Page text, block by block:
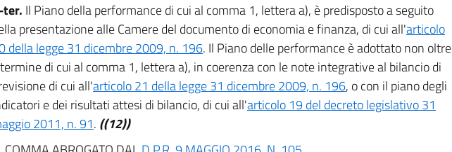
ter. Il Piano della performance di cui al comma 1, lettera a), è predisposto a seguito
presentazione alle Camere del documento di economia e finanza, di cui all'articolo
della legge 31 dicembre 2009, n. 196. Il Piano delle performance è adottato non oltre
di cui al comma 1, lettera a), in coerenza con le note integrative al bilancio di
di cui all'articolo 21 della legge 31 dicembre 2009, n. 196, o con il piano degli
e dei risultati attesi di bilancio, di cui all'articolo 19 del decreto legislativo 31
2011, n. 91. ((12))